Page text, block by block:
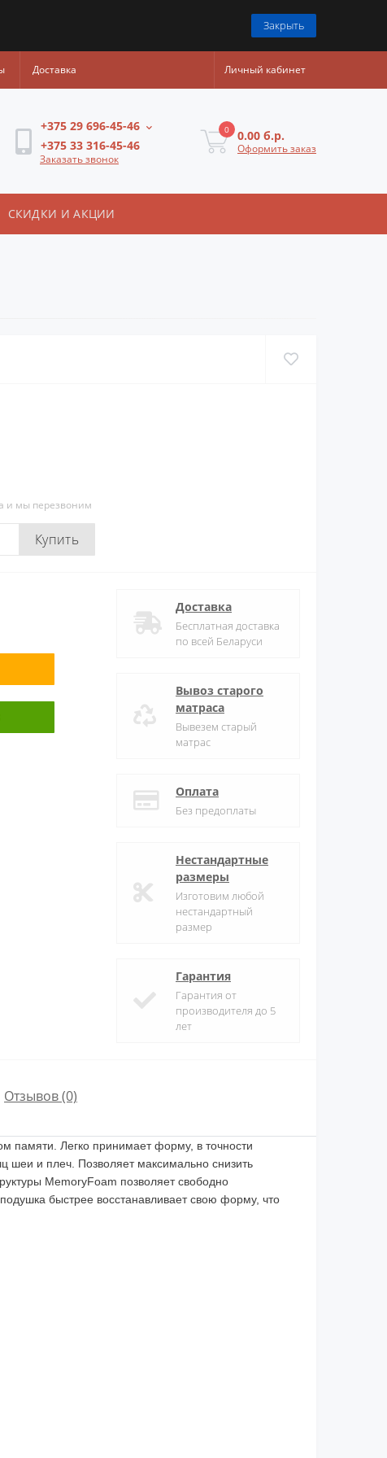
Закрыть
Доставка Личный кабинет
+375 29 696-45-46
+375 33 316-45-46
Заказать звонок
0 0.00 б.р.
Оформить заказ
СКИДКИ И АКЦИИ
и мы перезвоним
Купить
Доставка
Бесплатная доставка
по всей Беларуси
Вывоз старого
матраса
Вывезем старый
матрас
Оплата
Без предоплаты
Нестандартные
размеры
Изготовим любой
нестандартный
размер
Гарантия
Гарантия от
производителя до 5
лет
Отзывов (0)
памяти. Легко принимает форму, в точности
шеи и плеч. Позволяет максимально снизить
MemoryFoam позволяет свободно
быстрее восстанавливает свою форму, что